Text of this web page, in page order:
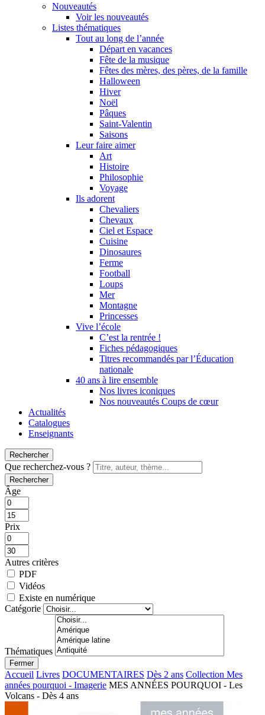
Nouveautés
Voir les nouveautés
Listes thématiques
Tout au long de l’année
Départ en vacances
Fête de la musique
Fêtes des mères, des pères, de la famille
Halloween
Hiver
Noël
Pâques
Saint-Valentin
Saisons
Leur faire aimer
Art
Histoire
Philosophie
Voyage
Ils adorent
Chevaliers
Chevaux
Ciel et Espace
Cuisine
Dinosaures
Ferme
Football
Loups
Mer
Montagne
Princesses
Vive l’école
C’est la rentrée !
Fiches pédagogiques
Titres recommandés par l’Éducation
nationale
40 ans à lire ensemble
Nos livres iconiques
Nos nouveautés Coups de cœur
Actualités
Catalogues
Enseignants
Rechercher
Que recherchez-vous ?
Rechercher
Âge
Prix
Autres critères
PDF
Vidéos
Existe en numérique
Catégorie
Thématiques
Fermer
Accueil Livres DOCUMENTAIRES Dès 2 ans Collection Mes
années pourquoi - Imagerie MES ANNÉES POURQUOI - Les
Volcans - Dès 4 ans